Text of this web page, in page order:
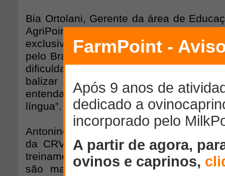
Bia Ortolani, Gerente da área de
AgriPoint explica que uma das
exclusivos é a possibilidade de reunir
pelo Brasil, gerar discussões e
dificuldades de deslocamento. “É uma
balizar o conhecimento, além de
entendam a estratégia da empresa e
língua”.
Antonino Bosco de Resende, Gerente
da CRV Lagoa buscou na
treinamento de sua equipe: “Penso
são mais uma ferramenta que a